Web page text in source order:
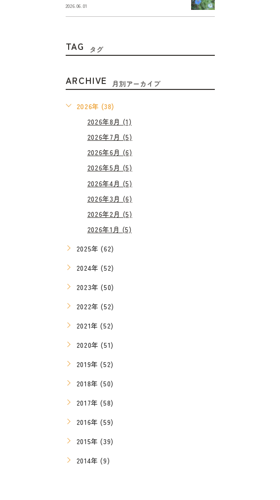
2026.06.01
TAG タグ
ARCHIVE 月別アーカイブ
2026年 (38)
2026年8月 (1)
2026年7月 (5)
2026年6月 (6)
2026年5月 (5)
2026年4月 (5)
2026年3月 (6)
2026年2月 (5)
2026年1月 (5)
2025年 (62)
2024年 (52)
2023年 (50)
2022年 (52)
2021年 (52)
2020年 (51)
2019年 (52)
2018年 (50)
2017年 (58)
2016年 (59)
2015年 (39)
2014年 (9)